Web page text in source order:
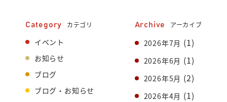
Category カテゴリ
イベント
お知らせ
ブログ
ブログ・お知らせ
Archive アーカイブ
2026年7月 (1)
2026年6月 (1)
2026年5月 (2)
2026年4月 (1)